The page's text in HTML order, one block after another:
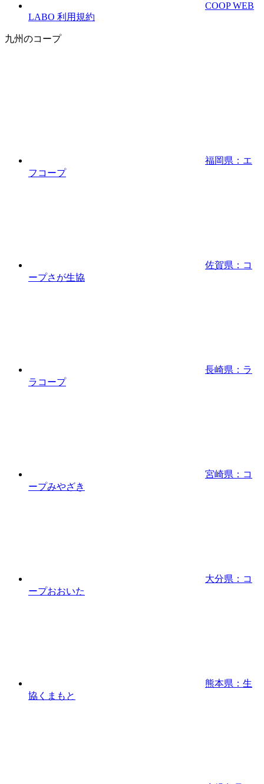
COOP WEB
LABO 利用規約
九州のコープ
福岡県：エ
フコープ
佐賀県：コ
ープさが生協
長崎県：ラ
ラコープ
宮崎県：コ
ープみやざき
大分県：コ
ープおおいた
熊本県：生
協くまもと